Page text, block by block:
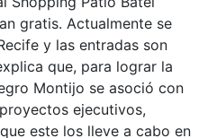
gratis. Actualmente se
y las entradas son
que, para lograr la
Montijo se asoció con
ejecutivos,
este los lleve a cabo en